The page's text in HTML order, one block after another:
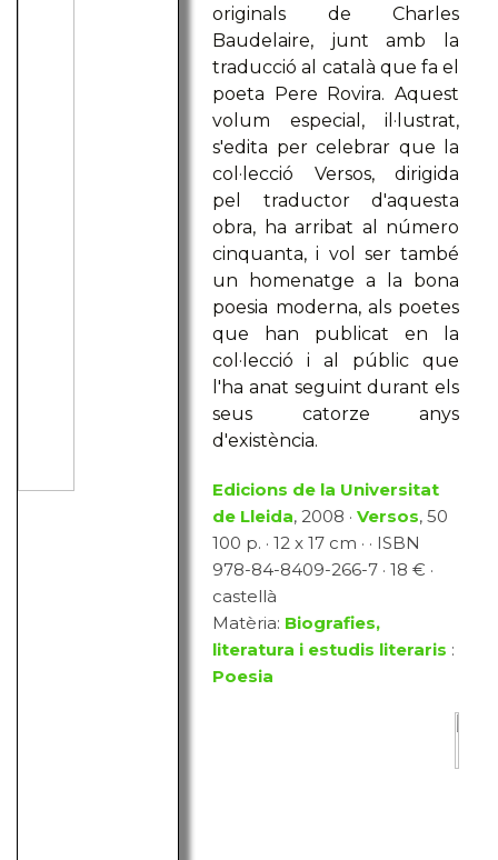
originals de Charles
Baudelaire, junt amb la
traducció al català que fa el
poeta Pere Rovira. Aquest
volum especial, il·lustrat,
s'edita per celebrar que la
col·lecció Versos, dirigida
pel traductor d'aquesta
obra, ha arribat al número
cinquanta, i vol ser també
un homenatge a la bona
poesia moderna, als poetes
que han publicat en la
col·lecció i al públic que
l'ha anat seguint durant els
seus catorze anys
d'existència.
Edicions de la Universitat
de Lleida, 2008 ·Versos, 50
100 p. · 12 x 17 cm · · ISBN
978-84-8409-266-7 · 18 € ·
castellà
Matèria: Biografies,
literatura i estudis literaris :
Poesia